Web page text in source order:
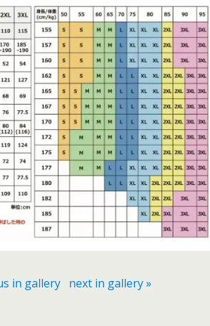
in gallery next in gallery »